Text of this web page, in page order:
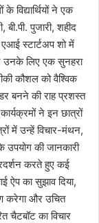
विद्यार्थियों ने एक
बी.पी. पुजारी, शहीद
स्टार्टअप शो में
उनके लिए एक सुनहरा
कौशल को वैश्विक
बनने की राह प्रशस्त
ने इन छात्रों
में उन्हें विचार-मंथन,
उपयोग की जानकारी
करते हुए कई
का सुझाव दिया,
करेगा और उचित
का विचार